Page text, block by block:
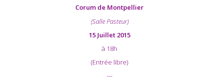
Corum de Montpellier
(Salle Pasteur)
15 Juillet 2015
à 18h
(Entrée libre)
---